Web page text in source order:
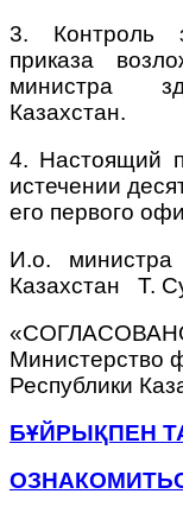
3. Контроль
приказа
министра
Казахстан.
4. Настоящий
истечении
его первого
И.о. министра
Казахстан Т.
Министерство
Республики
БҰЙРЫҚПЕН